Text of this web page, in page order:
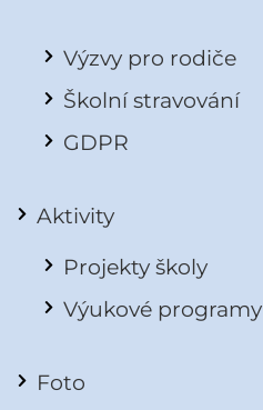
Výzvy pro rodiče
Školní stravování
GDPR
Aktivity
Projekty školy
Výukové programy
Foto